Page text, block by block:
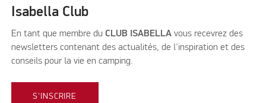
Isabella Club
En tant que membre du CLUB ISABELLA vous recevrez des
newsletters contenant des actualités, de l'inspiration et des
conseils pour la vie en camping.
S'INSCRIRE